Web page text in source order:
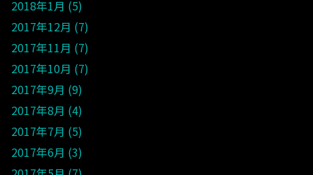
2018年1月 5
2017年12月 7
2017年11月 7
2017年10月 7
2017年9月 9
2017年8月 4
2017年7月 5
2017年6月 3